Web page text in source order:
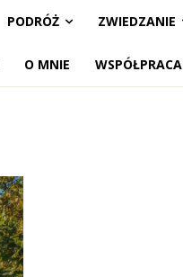
PODRÓŻ ZWIEDZANIE
O MNIE WSPÓŁPRACA